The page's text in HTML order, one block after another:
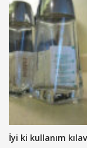
İyi ki kullanım